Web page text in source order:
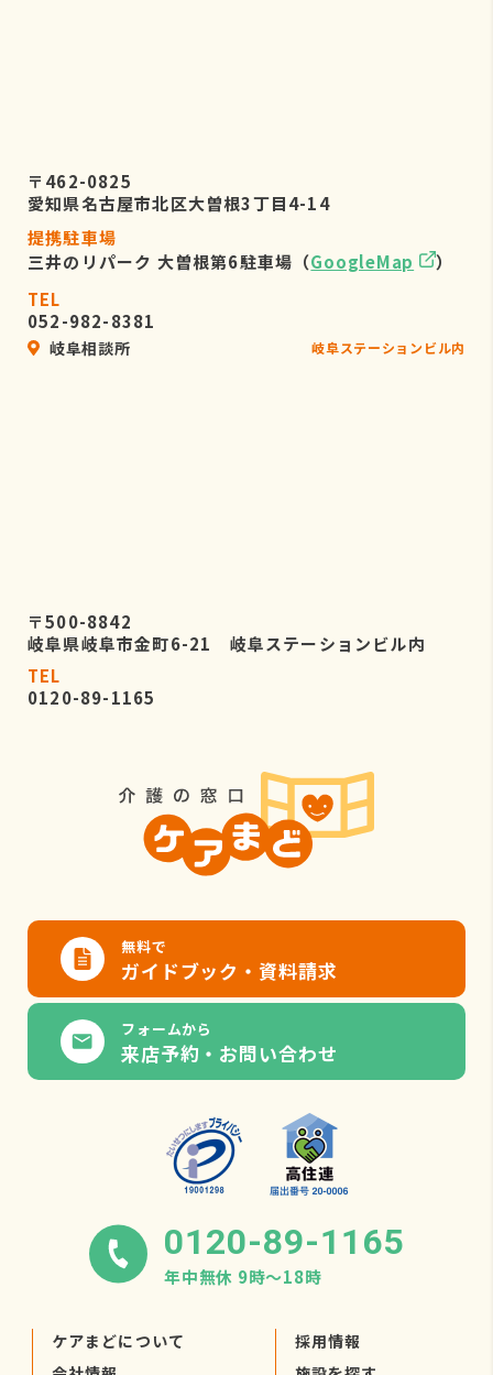
〒462-0825
愛知県名古屋市北区大曽根3丁目4-14
提携駐車場
三井のリパーク 大曽根第6駐車場（GoogleMap
）
TEL
052-982-8381
岐阜相談所 岐阜ステーションビル内
〒500-8842
岐阜県岐阜市金町6-21 岐阜ステーションビル内
TEL
0120-89-1165
無料で
ガイドブック・資料請求
フォームから
来店予約・お問い合わせ
0120-89-1165
年中無休 9時〜18時
ケアまどについて
採用情報